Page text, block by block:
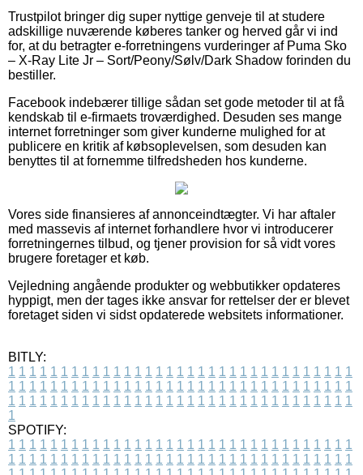
Trustpilot bringer dig super nyttige genveje til at studere
adskillige nuværende køberes tanker og herved går vi ind
for, at du betragter e-forretningens vurderinger af Puma Sko
– X-Ray Lite Jr – Sort/Peony/Sølv/Dark Shadow forinden du
bestiller.
Facebook indebærer tillige sådan set gode metoder til at få
kendskab til e-firmaets troværdighed. Desuden ses mange
internet forretninger som giver kunderne mulighed for at
publicere en kritik af købsoplevelsen, som desuden kan
benyttes til at fornemme tilfredsheden hos kunderne.
Vores side finansieres af annonceindtægter. Vi har aftaler
med massevis af internet forhandlere hvor vi introducerer
forretningernes tilbud, og tjener provision for så vidt vores
brugere foretager et køb.
Vejledning angående produkter og webbutikker opdateres
hyppigt, men der tages ikke ansvar for rettelser der er blevet
foretaget siden vi sidst opdaterede websitets informationer.
BITLY:
1 1 1 1 1 1 1 1 1 1 1 1 1 1 1 1 1 1 1 1 1 1 1 1 1 1 1 1 1 1 1 1 1
1 1 1 1 1 1 1 1 1 1 1 1 1 1 1 1 1 1 1 1 1 1 1 1 1 1 1 1 1 1 1 1 1
1 1 1 1 1 1 1 1 1 1 1 1 1 1 1 1 1 1 1 1 1 1 1 1 1 1 1 1 1 1 1 1 1
1
SPOTIFY:
1 1 1 1 1 1 1 1 1 1 1 1 1 1 1 1 1 1 1 1 1 1 1 1 1 1 1 1 1 1 1 1 1
1 1 1 1 1 1 1 1 1 1 1 1 1 1 1 1 1 1 1 1 1 1 1 1 1 1 1 1 1 1 1 1 1